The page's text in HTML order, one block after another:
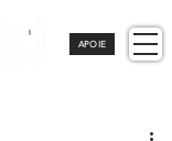
APOIE